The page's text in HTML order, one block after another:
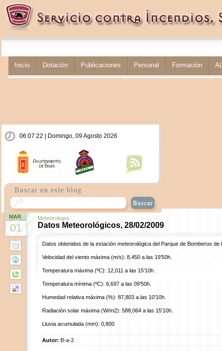
Inicio Dotación Publicaciones Personal Formación
06:07:22 | Domingo, 09 Agosto 2026
MAR
01
Meteorología
Datos Meteorológicos, 28/02/2009
Datos obtenidos de la estación meteorológica del Parque de Bomberos de
Velocidad del viento máxima (m/s): 8,450 a las 19’50h.
Temperatura máxima (ºC): 12,011 a las 15’10h.
Temperatura mínima (ºC): 6,697 a las 09’50h.
Humedad relativa máxima (%): 87,803 a las 10’10h.
Radiación solar máxima (W/m2): 588,064 a las 15’10h.
Lluvia acumulada (mm): 0,800
Autor: B-a-2